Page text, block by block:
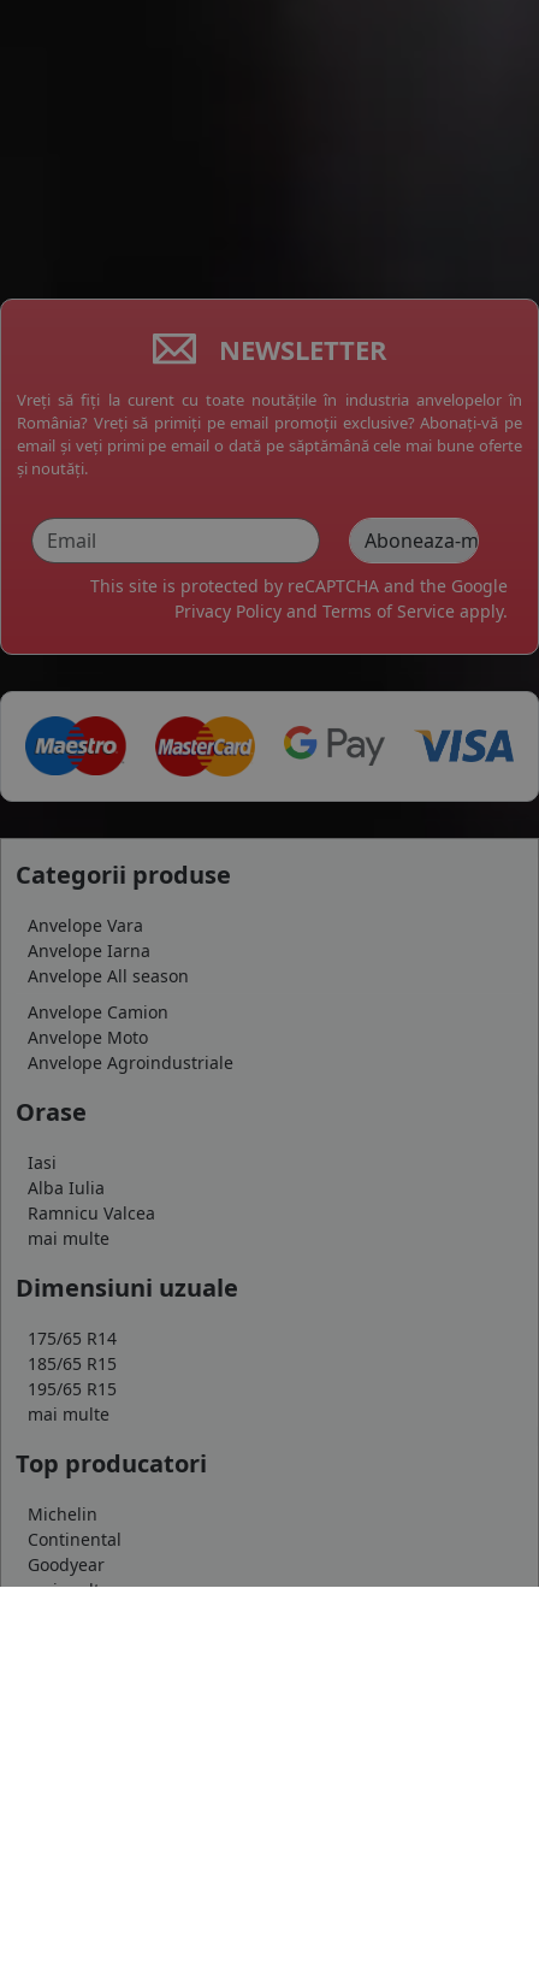
NEWSLETTER
Vreți să fiți la curent cu toate noutățile în industria anvelopelor în
România? Vreți să primiți pe email promoții exclusive? Abonați-vă pe
email și veți primi pe email o dată pe săptămână cele mai bune oferte
și noutăți.
This site is protected by reCAPTCHA and the Google
Privacy Policy and Terms of Service apply.
Categorii produse
Anvelope Vara
Anvelope Iarna
Anvelope All season
Anvelope Camion
Anvelope Moto
Anvelope Agroindustriale
Orase
Iasi
Alba Iulia
Ramnicu Valcea
mai multe
Dimensiuni uzuale
175/65 R14
185/65 R15
195/65 R15
mai multe
Top producatori
Michelin
Continental
Goodyear
mai multe